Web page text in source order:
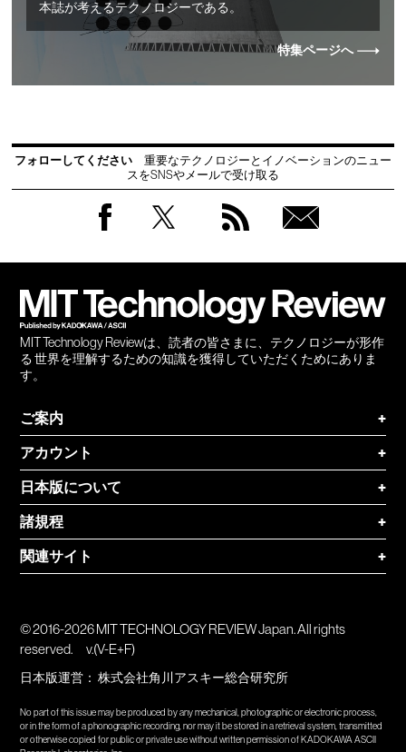
本誌が考えるテクノロジーである。
特集ページへ
フォローしてください
重要なテクノロジーとイノベーションのニュー
スをSNSやメールで受け取る
MIT Technology Reviewは、読者の皆さまに、テクノロジーが形作
る 世界を理解するための知識を獲得していただくためにありま
す。
ご案内
+
アカウント
+
日本版について
+
諸規程
+
関連サイト
+
© 2016-2026 MIT TECHNOLOGY REVIEW Japan. All rights
reserved.
v.(V-E+F)
日本版運営：株式会社角川アスキー総合研究所
No part of this issue may be produced by any mechanical, photographic or electronic process,
or in the form of a phonographic recording, nor may it be stored in a retrieval system, transmitted
or otherwise copied for public or private use without written permission of KADOKAWA ASCII